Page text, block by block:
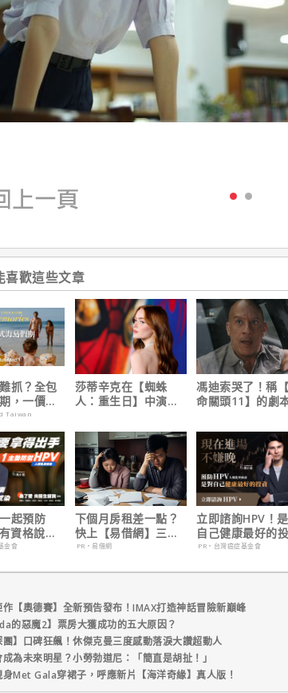
喜歡這些文章
抓？全包
，一價搞
，省錢更
Taiwan
莎蒂辛克在【蜘蛛
人：重生日】中演的
下伏筆？
馮迪索哭了！稱
命關頭11】的劇
起預防
資格說愛
金會
下個月房租差一點？
快上【易借網】三分
鐘解決燃眉之急
PR・易借網
立即諮詢HPV！
自己健康最好的投
資，把握現在不嫌
PR・台灣癌症基金會
【奧德賽】全新預告發布！IMAX打造神話冒險新巔峰
的惡魔2】票房大獲成功的五大原因？
團】口碑狂飆！休傑克曼三度感動落淚大讚超動人
為未來明星？小勞勃道尼：「簡直是胡扯！」
Met Gala穿裙子，呼應新片【海洋奇緣】真人版！